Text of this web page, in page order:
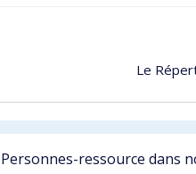
Le
Personnes-ressource dans